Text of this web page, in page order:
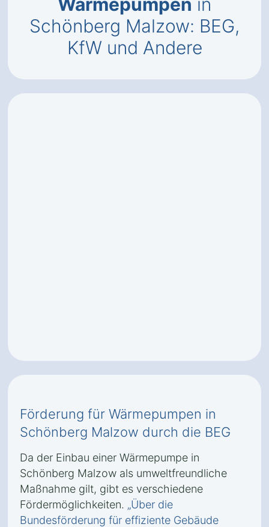
Schönberg Malzow: BEG,
KfW und Andere
Förderung für Wärmepumpen in
Schönberg Malzow durch die BEG
Da der Einbau einer Wärmepumpe in
Schönberg Malzow als umweltfreundliche
Maßnahme gilt, gibt es verschiedene
Fördermöglichkeiten. „Über die
Bundesförderung für effiziente Gebäude